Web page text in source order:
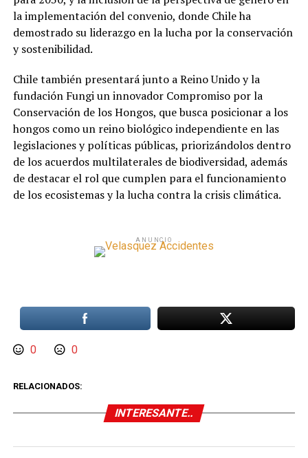
la implementación del convenio, donde Chile ha
demostrado su liderazgo en la lucha por la conservación
y sostenibilidad.
Chile también presentará junto a Reino Unido y la
fundación Fungi un innovador Compromiso por la
Conservación de los Hongos, que busca posicionar a los
hongos como un reino biológico independiente en las
legislaciones y políticas públicas, priorizándolos dentro
de los acuerdos multilaterales de biodiversidad, además
de destacar el rol que cumplen para el funcionamiento
de los ecosistemas y la lucha contra la crisis climática.
ANUNCIO
0 0
RELACIONADOS:
INTERESANTE..